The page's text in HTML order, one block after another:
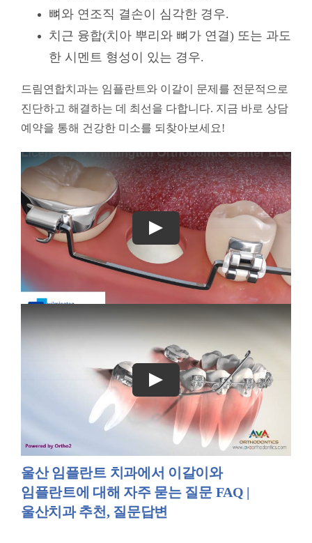
뼈와 연조직 결손이 심각한 경우.
치근 융합(치아 뿌리와 뼈가 연결) 또는 과도
한 시멘트 형성이 있는 경우.
드림연합치과는 임플란트와 이갈이 문제를 전문적으로
진단하고 해결하는 데 최선을 다합니다. 지금 바로 상담
예약을 통해 건강한 미소를 되찾아보세요!
울산 임플란트 치과에서 이갈이와
임플란트에 대해 자주 묻는 질문 FAQ |
울산치과 추천, 질문답변